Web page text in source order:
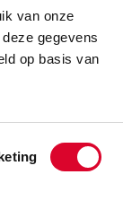
van onze
gegevens
op basis van